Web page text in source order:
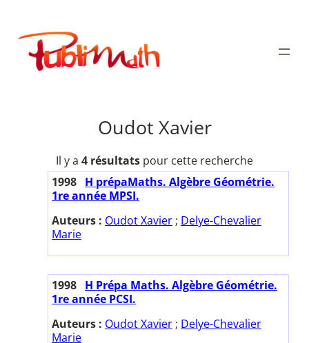
contenu
Publimath
Oudot Xavier
Il y a 4 résultats pour cette recherche
1998 H prépaMaths. Algèbre Géométrie.
1re année MPSI.
Auteurs : Oudot Xavier ; Delye-Chevalier
Marie
1998 H Prépa Maths. Algèbre Géométrie.
1re année PCSI.
Auteurs : Oudot Xavier ; Delye-Chevalier
Marie